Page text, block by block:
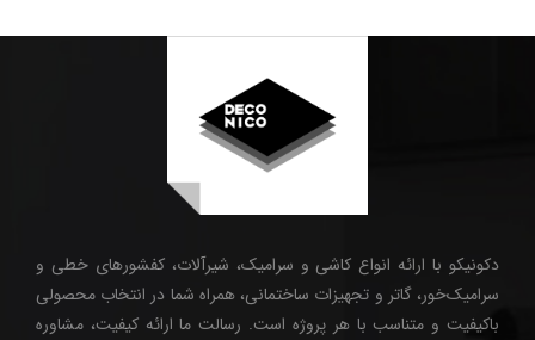
دکونیکو با ارائه انواع کاشی و سرامیک، شیرآلات، کفشورهای خطی و
سرامیک‌خور، گاتر و تجهیزات ساختمانی، همراه شما در انتخاب محصولی
باکیفیت و متناسب با هر پروژه است. رسالت ما ارائه کیفیت، مشاوره